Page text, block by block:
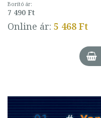
Borító ár:
7 490 Ft
Online ár: 5 468 Ft